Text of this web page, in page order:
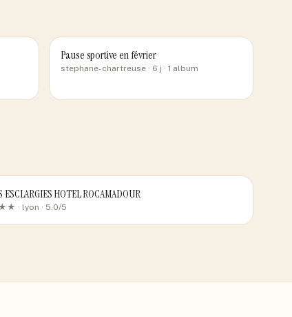
Pause sportive en février
stephane-chartreuse· 6 j · 1 album
ESCLARGIES HOTEL ROCAMADOUR
· lyon · 5.0/5